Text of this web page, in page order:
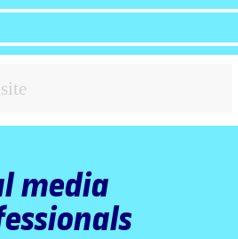
media